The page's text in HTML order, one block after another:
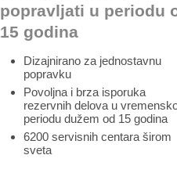
popravljati u periodu
15 godina
Dizajnirano za jednostavnu
popravku
Povoljna i brza isporuka
rezervnih delova u
periodu dužem od 15 godina
6200 servisnih centara širom
sveta